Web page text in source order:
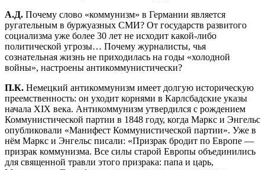
А.Д. Почему слово «коммунизм» в Германии является
ругательным в буржуазных СМИ? От государств развитого
социализма уже более 30 лет не исходит какой-либо
политической угрозы… Почему журналисты, чья
сознательная жизнь не приходилась на годы «холодной
войны», настроены антикоммунистически?
П.К. Немецкий антикоммунизм имеет долгую историческую
преемственность: он уходит корнями в Карлсбадские указы
начала XIX века. Антикоммунизм утвердился с рождением
Коммунистической партии в 1848 году, когда Маркс и Энгельс
опубликовали «Манифест Коммунистической партии». Уже в
нём Маркс и Энгельс писали: «Призрак бродит по Европе —
призрак коммунизма. Все силы старой Европы объединились
для священной травли этого призрака: папа и царь,